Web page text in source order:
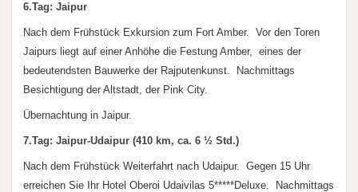
6.Tag: Jaipur
Nach dem Frühstück Exkursion zum Fort Amber. Vor den Toren
Jaipurs liegt auf einer Anhöhe die Festung Amber, eines der
bedeutendsten Bauwerke der Rajputenkunst. Nachmittags
Besichtigung der Altstadt, der Pink City.
Übernachtung in Jaipur.
7.Tag: Jaipur-Udaipur (410 km, ca. 6 ½ Std.)
Nach dem Frühstück Weiterfahrt nach Udaipur. Gegen 15 Uhr
erreichen Sie Ihr Hotel Oberoi Udaivilas 5*****Deluxe. Nachmittags